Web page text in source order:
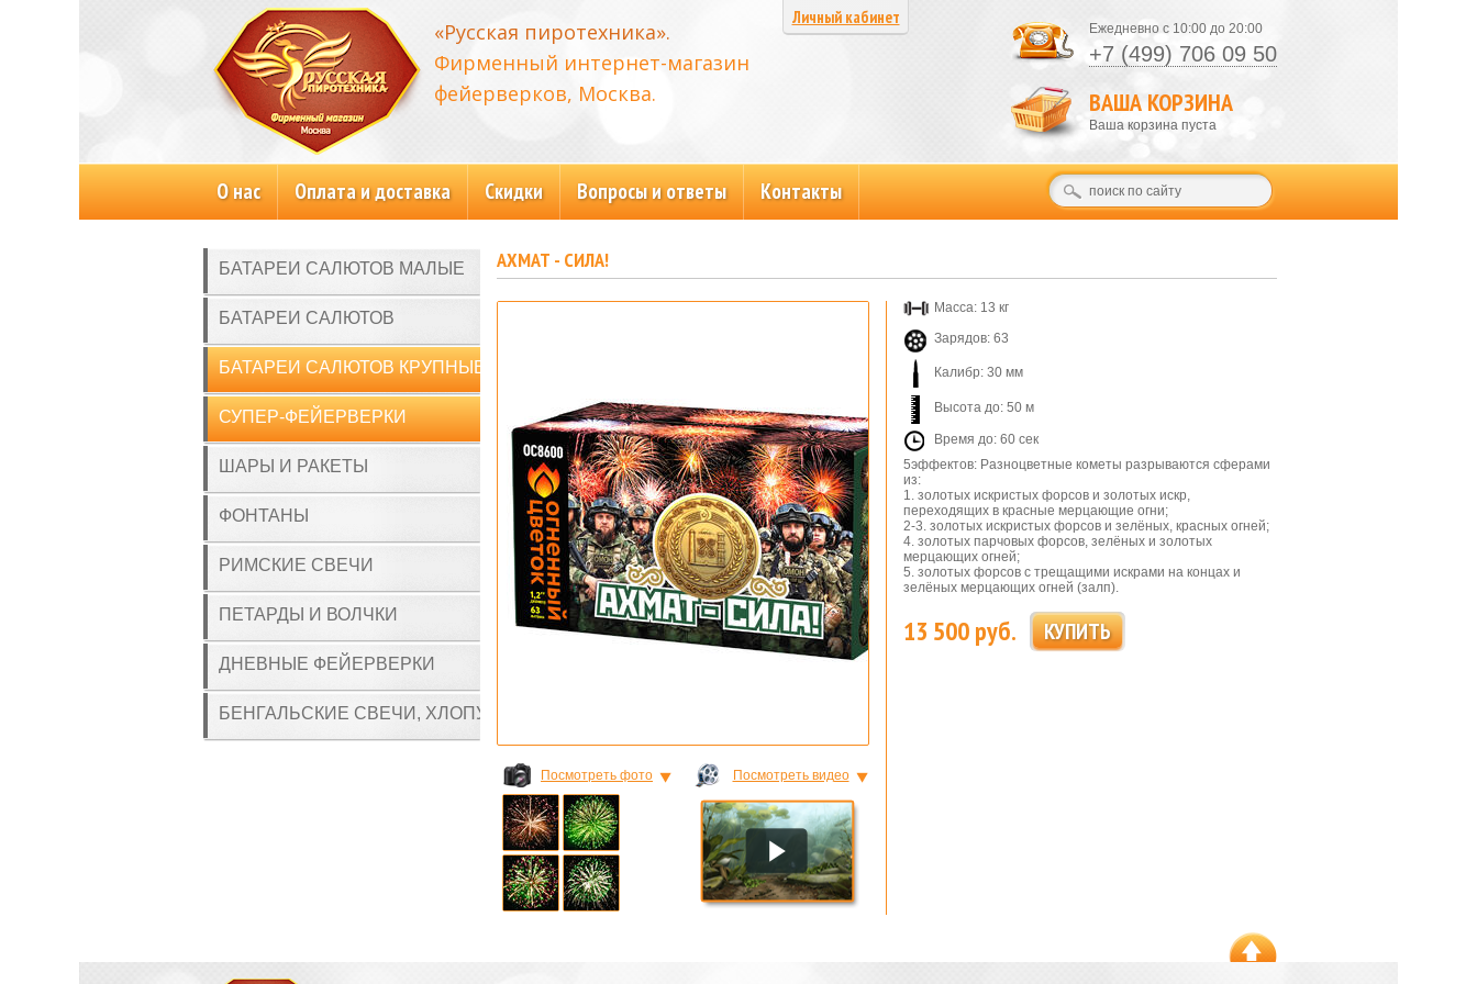
«Русская пиротехника».
Фирменный интернет-магазин
фейерверков, Москва.
Личный кабинет
Ежедневно с 10:00 до 20:00
+7 (499) 706 09 50
ВАША КОРЗИНА
Ваша корзина пуста
О нас Оплата и доставка Скидки Вопросы и ответы Контакты
АХМАТ - СИЛА!
Посмотреть фото Посмотреть видео
Масса: 13 кг
Зарядов: 63
Калибр: 30 мм
Высота до: 50 м
Время до: 60 сек
5эффектов: Разноцветные кометы разрываются сферами
из:
1. золотых искристых форсов и золотых искр,
переходящих в красные мерцающие огни;
2-3. золотых искристых форсов и зелёных, красных огней;
4. золотых парчовых форсов, зелёных и золотых
мерцающих огней;
5. золотых форсов с трещащими искрами на концах и
зелёных мерцающих огней (залп).
КУПИТЬ
13 500 руб.
БАТАРЕИ САЛЮТОВ МАЛЫЕ
БАТАРЕИ САЛЮТОВ
БАТАРЕИ САЛЮТОВ КРУПНЫЕ
СУПЕР-ФЕЙЕРВЕРКИ
ШАРЫ И РАКЕТЫ
ФОНТАНЫ
РИМСКИЕ СВЕЧИ
ПЕТАРДЫ И ВОЛЧКИ
ДНЕВНЫЕ ФЕЙЕРВЕРКИ
БЕНГАЛЬСКИЕ СВЕЧИ, ХЛОПУШКИ